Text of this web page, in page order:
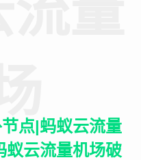
点|蚂蚁云流量
蚁云流量机场破